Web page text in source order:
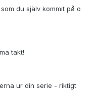
du själv kommit på o
takt!
ur din serie - riktigt